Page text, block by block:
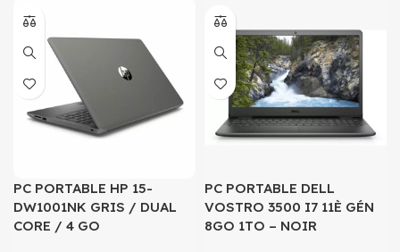
PC PORTABLE HP 15-
DW1001NK GRIS / DUAL
CORE / 4 GO
PC PORTABLE DELL
VOSTRO 3500 I7 11È GÉN
8GO 1TO – NOIR